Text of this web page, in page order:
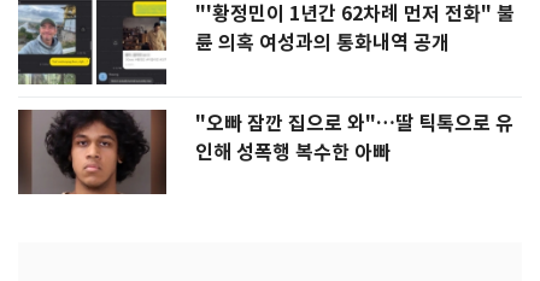
"'황정민이 1년간 62차례 먼저 전화" 불
륜 의혹 여성과의 통화내역 공개
"오빠 잠깐 집으로 와"…딸 틱톡으로 유
인해 성폭행 복수한 아빠